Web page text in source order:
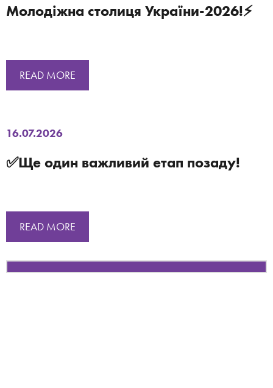
Молодіжна столиця України-2026!⚡
READ MORE
16.07.2026
✅Ще один важливий етап позаду!
READ MORE